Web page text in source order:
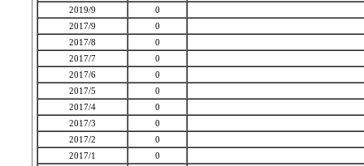
2019/9
0
2017/9
0
2017/8
0
2017/7
0
2017/6
0
2017/5
0
2017/4
0
2017/3
0
2017/2
0
2017/1
0